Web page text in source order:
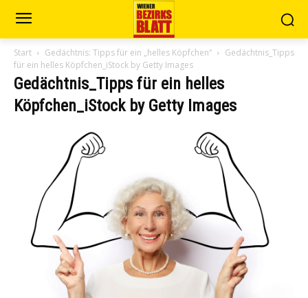
Start Gedächtnis: Tipps für ein „helles Köpfchen“
Gedächtnis_Tipps
für ein helles Köpfchen_iStock by Getty Images
Gedächtnis_Tipps für ein helles
Köpfchen_iStock by Getty Images